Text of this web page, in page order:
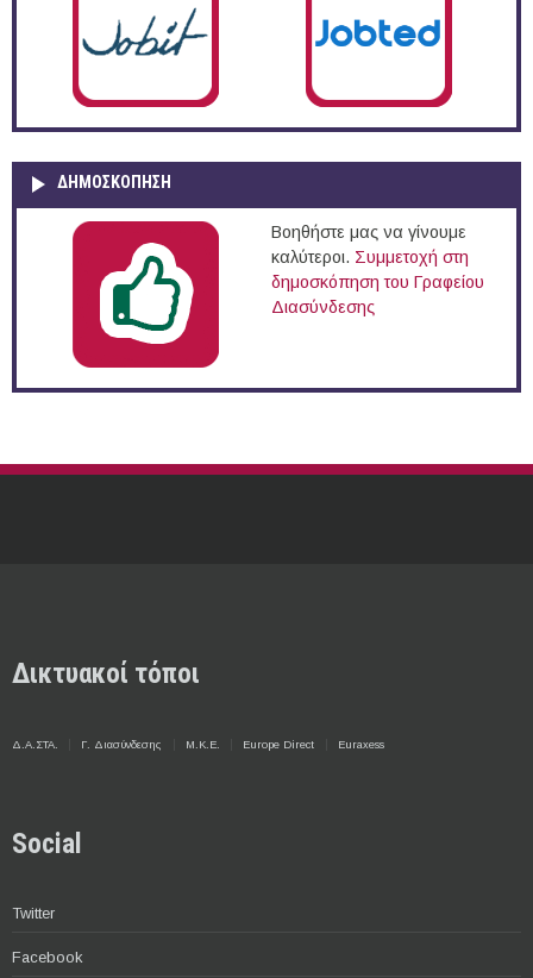
ΔΗΜΟΣΚΌΠΗΣΗ
Βοηθήστε μας να γίνουμε
καλύτεροι. Συμμετοχή στη
δημοσκόπηση του Γραφείου
Διασύνδεσης
Δικτυακοί τόποι
Δ.Α.ΣΤΑ. Γ. Διασύνδεσης Μ.Κ.Ε. Europe Direct Euraxess
Social
Twitter
Facebook